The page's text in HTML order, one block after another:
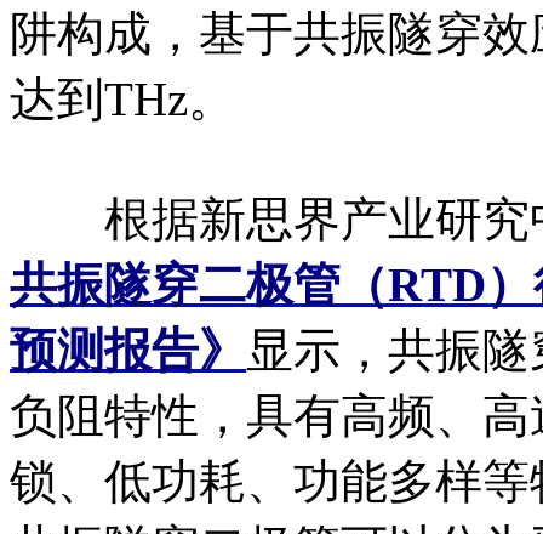
阱构成，基于共振隧穿
达到THz。
根据新思界产业研究
共振隧穿二极管（RTD
预测报告》 显示，共振
负阻特性，具有高频、
锁、低功耗、功能多样